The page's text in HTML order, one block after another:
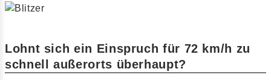
Lohnt sich ein Einspruch für 72 km/h zu
schnell außerorts überhaupt?